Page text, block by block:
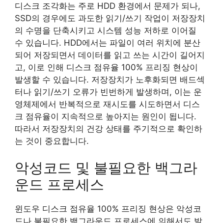
디스크 조각화는 주로 HDD 환경에서 문제가 되나,
SSD의 경우에도 과도한 읽기/쓰기 작업이 저장장치
의 수명을 단축시키고 시스템 성능 저하로 이어질
수 있습니다. HDD에서는 파일이 여러 위치에 분산
되어 저장되면서 데이터를 읽고 쓰는 시간이 길어지
고, 이로 인해 디스크 점유율 100% 프리징 현상이
발생할 수 있습니다. 저장장치가 노후화되면 배드섹
터나 읽기/쓰기 오류가 빈번하게 발생하며, 이는 운
영체제에서 반복적으로 재시도를 시도하면서 디스
크 점유율이 지속적으로 높아지는 원인이 됩니다.
따라서 저장장치의 건강 상태를 주기적으로 확인하
는 것이 중요합니다.
악성코드 및 불필요한 백그라
운드 프로세스
윈도우 디스크 점유율 100% 프리징 현상은 악성코
드나 불필요한 백그라운드 프로세스에 의해서도 발